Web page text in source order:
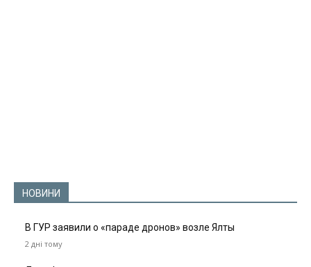
НОВИНИ
В ГУР заявили о «параде дронов» возле Ялты
2 дні тому